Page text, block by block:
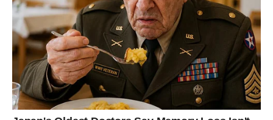
Okruglo zrno
– deserti i jela gdje je poželjna kremasta
struktura.
Greška mnogih ljudi je upravo u ovoj prvoj fazi: kupe rižu
koja nije namijenjena onome što žele skuhati.